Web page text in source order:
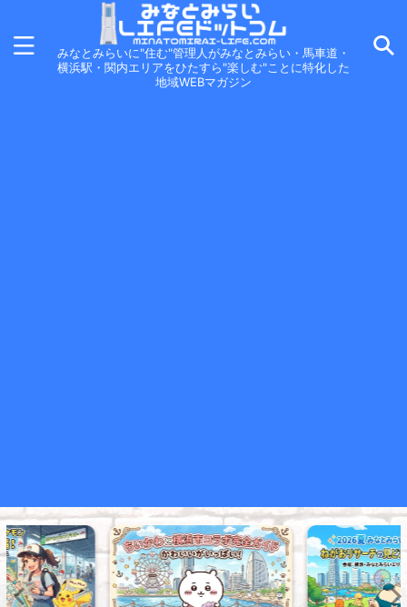
みなとみらいに"住む"管理人がみなとみらい・馬車道・
横浜駅・関内エリアをひたすら"楽しむ"ことに特化した
地域WEBマガジン